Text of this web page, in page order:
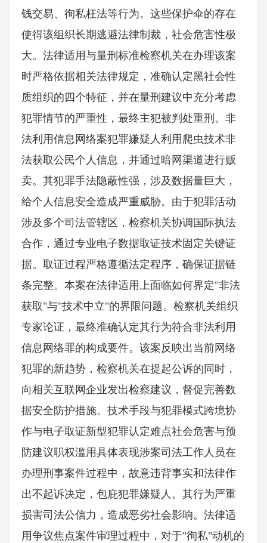
钱交易、徇私枉法等行为。这些保护伞的存在
使得该组织长期逃避法律制裁，社会危害性极
大。法律适用与量刑标准检察机关在办理该案
时严格依据相关法律规定，准确认定黑社会性
质组织的四个特征，并在量刑建议中充分考虑
犯罪情节的严重性，最终主犯被判处重刑。非
法利用信息网络案犯罪嫌疑人利用爬虫技术非
法获取公民个人信息，并通过暗网渠道进行贩
卖。其犯罪手法隐蔽性强，涉及数据量巨大，
给个人信息安全造成严重威胁。由于犯罪活动
涉及多个司法管辖区，检察机关协调国际执法
合作，通过专业电子数据取证技术固定关键证
据。取证过程严格遵循法定程序，确保证据链
条完整。本案在法律适用上面临如何界定"非法
获取"与"技术中立"的界限问题。检察机关组织
专家论证，最终准确认定其行为符合非法利用
信息网络罪的构成要件。该案反映出当前网络
犯罪的新趋势，检察机关在提起公诉的同时，
向相关互联网企业发出检察建议，督促完善数
据安全防护措施。技术手段与犯罪模式跨境协
作与电子取证新型犯罪认定难点社会危害与预
防建议职权滥用具体表现涉案司法工作人员在
办理刑事案件过程中，故意违背事实和法律作
出不起诉决定，包庇犯罪嫌疑人。其行为严重
损害司法公信力，造成恶劣社会影响。法律适
用争议焦点案件审理过程中，对于"徇私"动机的